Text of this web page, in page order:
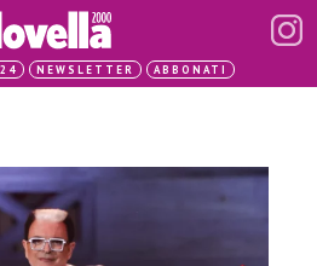
NEWSLETTER ABBONATI